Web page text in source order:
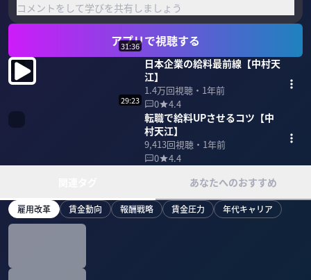
コメントをして学びを共有しましょう
アプリで視聴する
31:36
日本企業の給料最前線【中村天
江】
1.4万回視聴・ 1年前
0
4.4
29:23
転職で給料UPさせるコツ【中
村天江】
9,413回視聴・ 1年前
0
4.4
あなたへのおすすめ
雇用改革 賃金動向 報酬戦略 賃金圧力 年代キャリア